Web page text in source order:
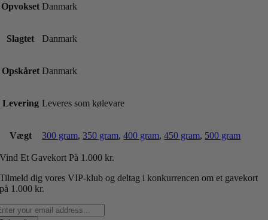
Opvokset Danmark
Slagtet Danmark
Opskåret Danmark
Levering Leveres som kølevare
Vægt 300 gram, 350 gram,400 gram,450 gram, 500 gram
Vind Et Gavekort På 1.000 kr.
Tilmeld dig vores VIP-klub og deltag i konkurrencen om et gavekort
på 1.000 kr.